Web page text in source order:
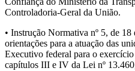
Controladoria-Geral da União.
• Instrução Normativa nº 5, de
orientações para a atuação das
Executivo federal para o
capítulos III e IV da Lei nº